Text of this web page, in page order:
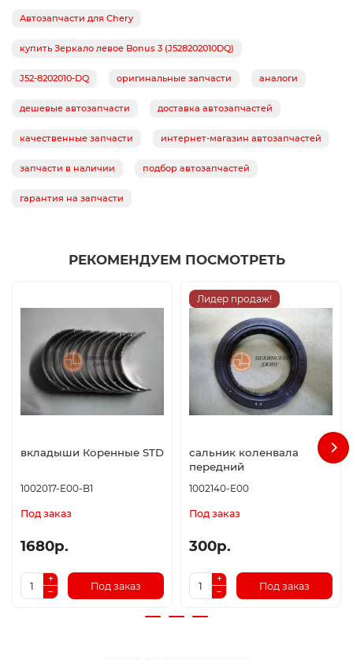
Автозапчасти для Chery
купить Зеркало левое Bonus 3 (J528202010DQ)
J52-8202010-DQ оригинальные запчасти аналоги
дешевые автозапчасти доставка автозапчастей
качественные запчасти интернет-магазин автозапчастей
запчасти в наличии подбор автозапчастей
гарантия на запчасти
РЕКОМЕНДУЕМ ПОСМОТРЕТЬ
вкладыши Коренные STD
1002017-E00-B1
Под заказ
1680р.
Под заказ
Лидер продаж!
сальник коленвала
передний
1002140-E00
Под заказ
300р.
Под заказ